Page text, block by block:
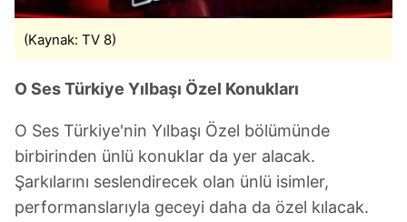
(Kaynak: TV 8)
O Ses Türkiye Yılbaşı Özel Konukları
O Ses Türkiye'nin Yılbaşı Özel bölümünde
birbirinden ünlü konuklar da yer alacak.
Şarkılarını seslendirecek olan ünlü isimler,
performanslarıyla geceyi daha da özel kılacak.